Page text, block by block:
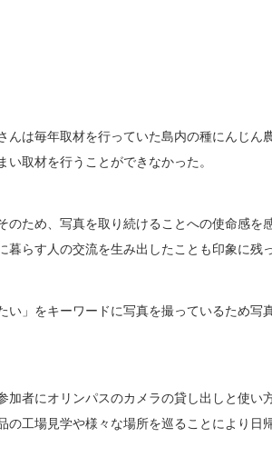
は毎年取材を行っていた島内の種にんじん
取材を行うことができなかった。
ため、写真を取り続けることへの使命感を
らす人の交流を生み出したことも印象に残
」をキーワードに写真を撮っているため写
者にオリンパスのカメラの貸し出しと使い
工場見学や様々な場所を巡ることにより日